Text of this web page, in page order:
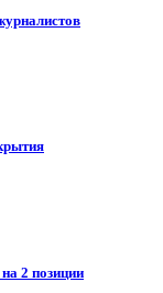
2 позиции